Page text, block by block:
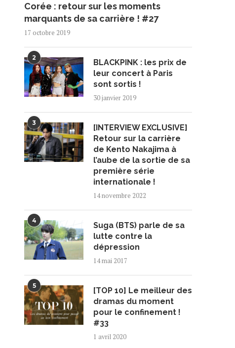
Corée : retour sur les moments
marquants de sa carrière ! #27
17 octobre 2019
2
BLACKPINK : les prix de
leur concert à Paris
sont sortis !
30 janvier 2019
3
[INTERVIEW EXCLUSIVE]
Retour sur la carrière
de Kento Nakajima à
l’aube de la sortie de sa
première série
internationale !
14 novembre 2022
4
Suga (BTS) parle de sa
lutte contre la
dépression
14 mai 2017
5
[TOP 10] Le meilleur des
dramas du moment
pour le confinement !
#33
1 avril 2020